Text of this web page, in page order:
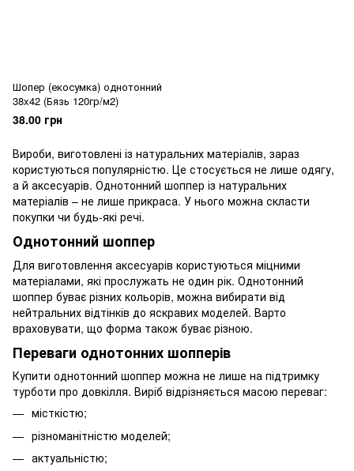
Шопер (екосумка) однотонний
38x42 (Бязь 120гр/м2)
38.00 грн
Вироби, виготовлені із натуральних матеріалів, зараз
користуються популярністю. Це стосується не лише одягу,
а й аксесуарів. Однотонний шоппер із натуральних
матеріалів – не лише прикраса. У нього можна скласти
покупки чи будь-які речі.
Однотонний шоппер
Для виготовлення аксесуарів користуються міцними
матеріалами, які прослужать не один рік. Однотонний
шоппер буває різних кольорів, можна вибирати від
нейтральних відтінків до яскравих моделей. Варто
враховувати, що форма також буває різною.
Переваги однотонних шопперів
Купити однотонний шоппер можна не лише на підтримку
турботи про довкілля. Виріб відрізняється масою переваг:
місткістю;
різноманітністю моделей;
актуальністю;